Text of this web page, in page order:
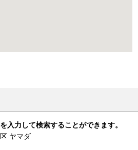
入力して検索することができます。
ヤマダ